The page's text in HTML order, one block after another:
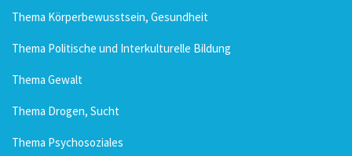
Thema Körperbewusstsein, Gesundheit
Thema Politische und Interkulturelle Bildung
Thema Gewalt
Thema Drogen, Sucht
Thema Psychosoziales